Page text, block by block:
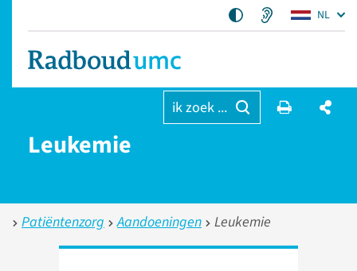
NL
ik zoek ...
Leukemie
Patiëntenzorg Aandoeningen Leukemie